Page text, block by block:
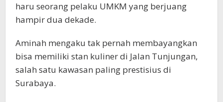
haru seorang pelaku UMKM yang berjuang
hampir dua dekade.
Aminah mengaku tak pernah membayangkan
bisa memiliki stan kuliner di Jalan Tunjungan,
salah satu kawasan paling prestisius di
Surabaya.